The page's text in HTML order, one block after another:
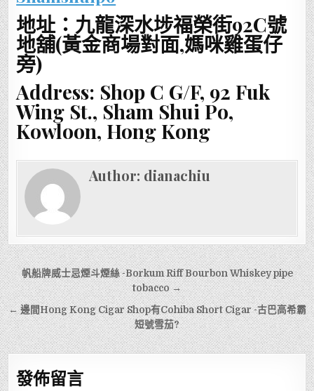
地址：九龍深水埗福榮街92C號
地舖(黃金商場對面,媽咪雞蛋仔
旁)
Address: Shop C G/F, 92 Fuk
Wing St., Sham Shui Po,
Kowloon, Hong Kong
Author: dianachiu
文
章
導
覽
帆船牌威士忌煙斗煙絲 -Borkum Riff Bourbon Whiskey pipe
tobacco →
← 邊間Hong Kong Cigar Shop有Cohiba Short Cigar -古巴高希霸
短號雪茄?
發佈留言